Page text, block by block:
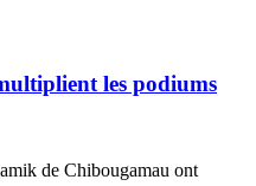
les podiums
de Chibougamau ont